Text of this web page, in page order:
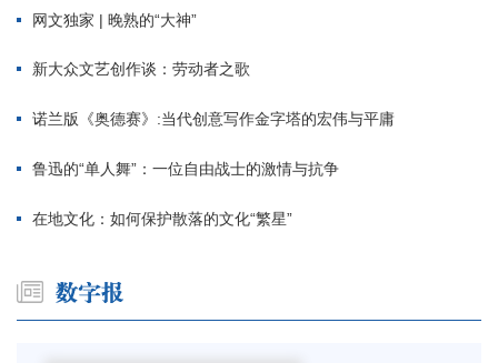
网文独家 | 晚熟的“大神”
新大众文艺创作谈：劳动者之歌
诺兰版《奥德赛》:当代创意写作金字塔的宏伟与平庸
鲁迅的“单人舞”：一位自由战士的激情与抗争
在地文化：如何保护散落的文化“繁星”